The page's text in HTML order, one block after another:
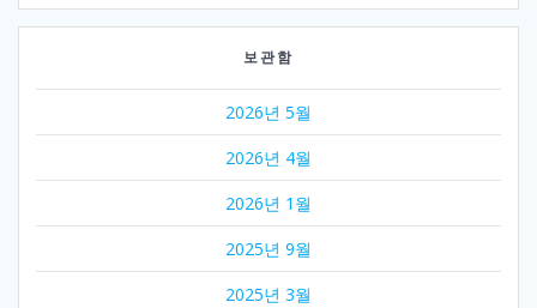
보관함
2026년 5월
2026년 4월
2026년 1월
2025년 9월
2025년 3월